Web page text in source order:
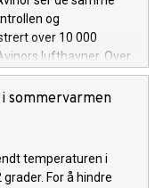
og
over 10 000
lufthavner. Over
litiumbatterier.
sommervarmen
temperaturen i
For å hindre